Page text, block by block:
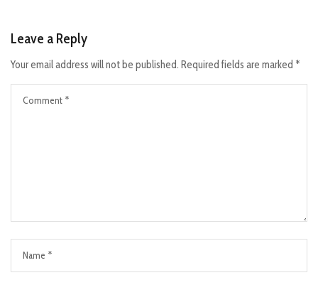
Leave a Reply
Your email address will not be published. Required fields are marked *